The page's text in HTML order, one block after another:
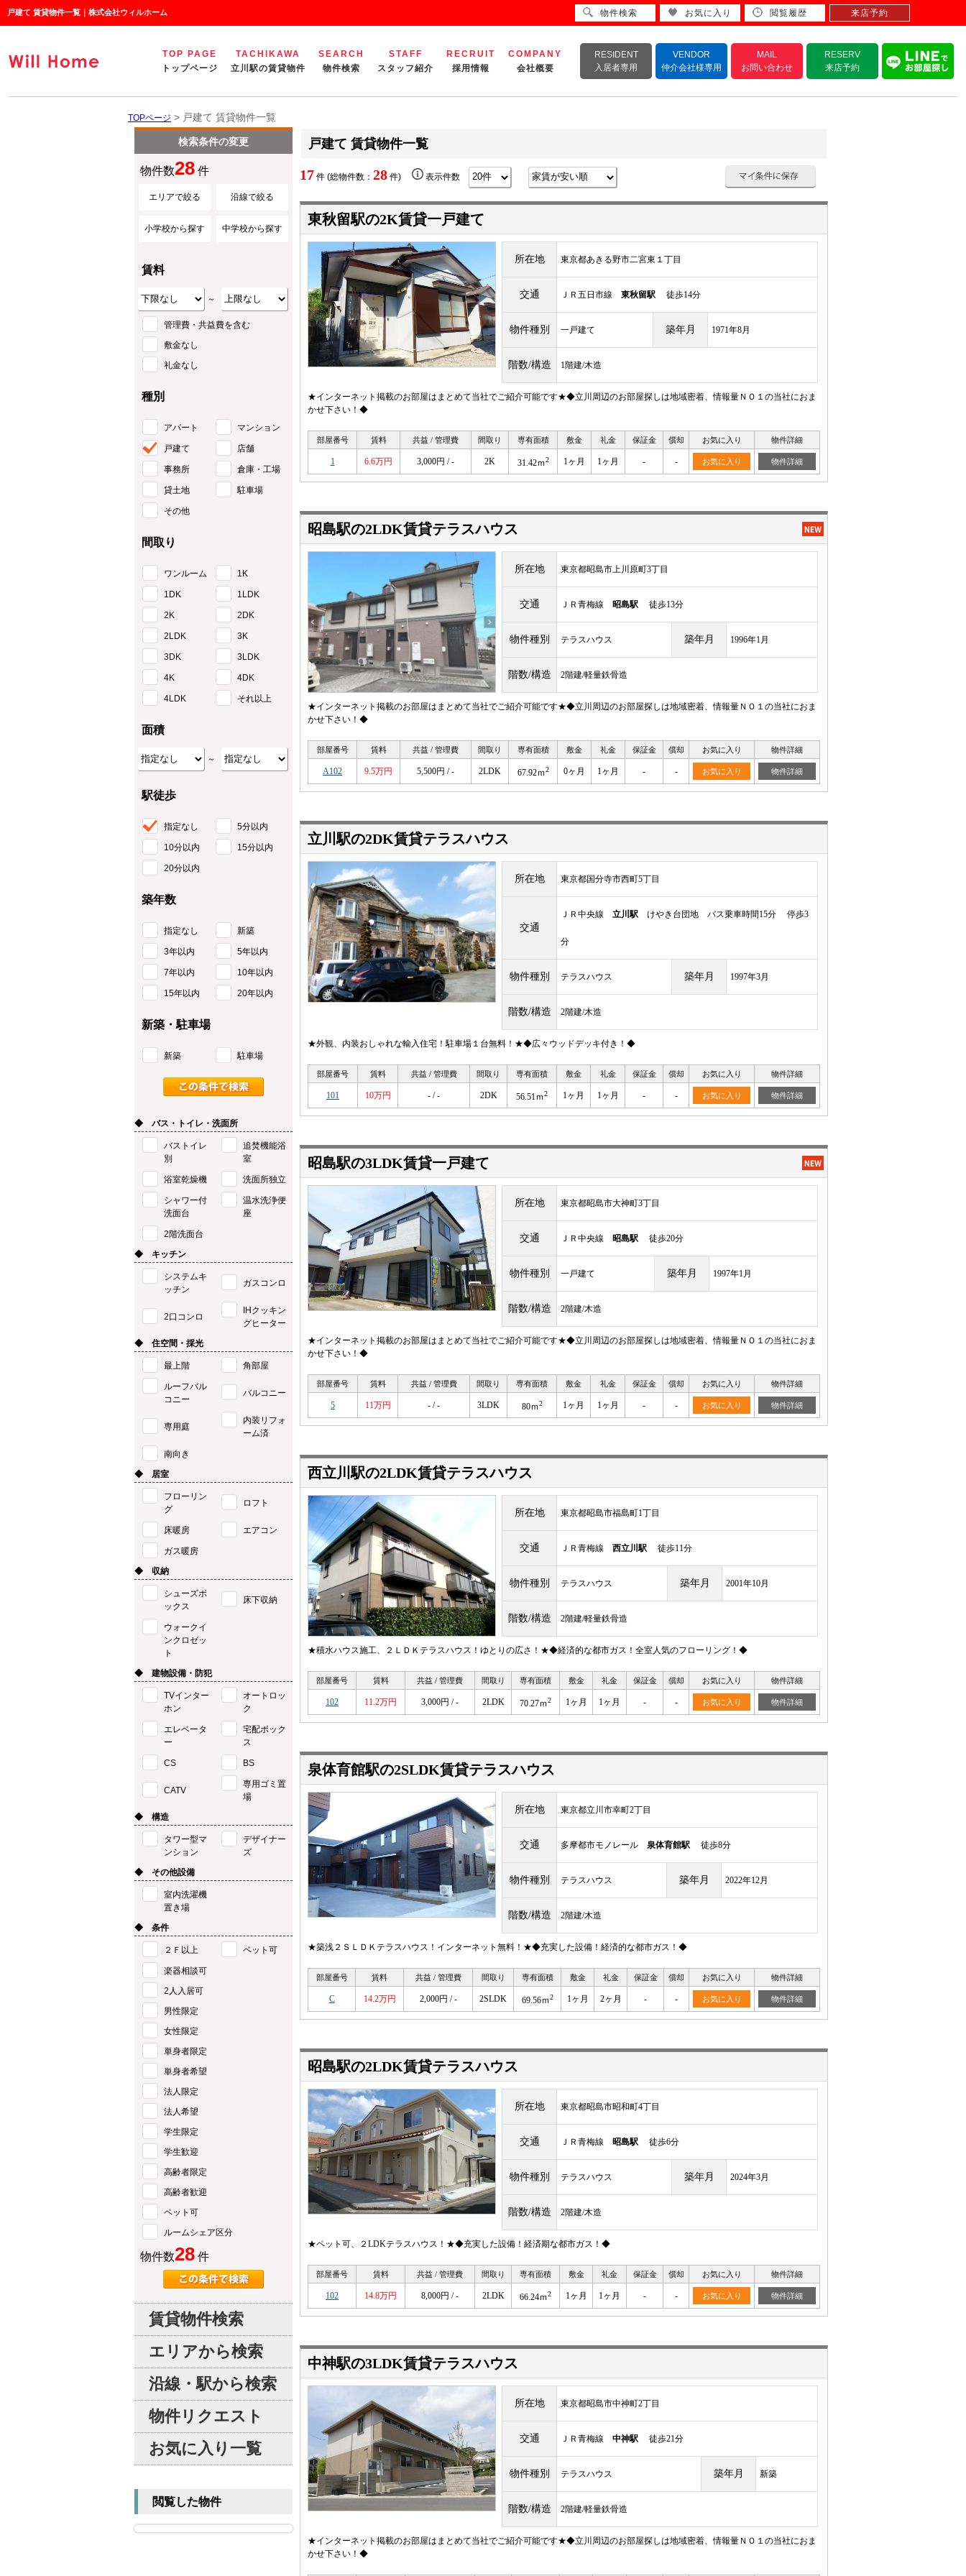
戸建て 賃貸物件一覧｜株式会社ウィルホーム
TOP PAGE
トップページ
TACHIKAWA
立川駅の賃貸物件
SEARCH
物件検索
STAFF
スタッフ紹介
RECRUIT
採用情報
COMPANY
会社概要
RESIDENT
入居者専用
VENDOR
仲介会社様専用
MAIL
お問い合わせ
RESERV
来店予約
TOPページ > 戸建て 賃貸物件一覧
戸建て 賃貸物件一覧
17 件 (総物件数： 28 件) 表示件数
東秋留駅の2K賃貸一戸建て
所在地 東京都あきる野市二宮東１丁目
交通 ＪＲ五日市線 東秋留駅 徒歩14分
物件種別 一戸建て 築年月 1971年8月
階数/構造 1階建/木造
★インターネット掲載のお部屋はまとめて当社でご紹介可能です★◆立川周辺のお部屋探しは地域密着、情報量ＮＯ１の当社におま
かせ下さい！◆
部屋番号 賃料 共益 / 管理費 間取り 専有面積 敷金 礼金 保証金 償却 お気に入り 物件詳細
1 6.6万円 3,000円 / - 2K 31.42ｍ2 1ヶ月 1ヶ月 - - お気に入り 物件詳細
昭島駅の2LDK賃貸テラスハウス
所在地 東京都昭島市上川原町3丁目
交通 ＪＲ青梅線 昭島駅 徒歩13分
物件種別 テラスハウス 築年月 1996年1月
階数/構造 2階建/軽量鉄骨造
★インターネット掲載のお部屋はまとめて当社でご紹介可能です★◆立川周辺のお部屋探しは地域密着、情報量ＮＯ１の当社におま
かせ下さい！◆
部屋番号 賃料 共益 / 管理費 間取り 専有面積 敷金 礼金 保証金 償却 お気に入り 物件詳細
A102 9.5万円 5,500円 / - 2LDK 67.92ｍ2 0ヶ月 1ヶ月 - - お気に入り 物件詳細
立川駅の2DK賃貸テラスハウス
所在地 東京都国分寺市西町5丁目
交通
ＪＲ中央線 立川駅 けやき台団地 バス乗車時間15分 停歩3
分
物件種別 テラスハウス 築年月 1997年3月
階数/構造 2階建/木造
★外観、内装おしゃれな輸入住宅！駐車場１台無料！★◆広々ウッドデッキ付き！◆
部屋番号 賃料 共益 / 管理費 間取り 専有面積 敷金 礼金 保証金 償却 お気に入り 物件詳細
101 10万円 - / - 2DK 56.51ｍ2 1ヶ月 1ヶ月 - - お気に入り 物件詳細
昭島駅の3LDK賃貸一戸建て
所在地 東京都昭島市大神町3丁目
交通 ＪＲ中央線 昭島駅 徒歩20分
物件種別 一戸建て 築年月 1997年1月
階数/構造 2階建/木造
★インターネット掲載のお部屋はまとめて当社でご紹介可能です★◆立川周辺のお部屋探しは地域密着、情報量ＮＯ１の当社におま
かせ下さい！◆
部屋番号 賃料 共益 / 管理費 間取り 専有面積 敷金 礼金 保証金 償却 お気に入り 物件詳細
5 11万円 - / - 3LDK 80ｍ2 1ヶ月 1ヶ月 - - お気に入り 物件詳細
西立川駅の2LDK賃貸テラスハウス
所在地 東京都昭島市福島町1丁目
交通 ＪＲ青梅線 西立川駅 徒歩11分
物件種別 テラスハウス 築年月 2001年10月
階数/構造 2階建/軽量鉄骨造
★積水ハウス施工、２ＬＤＫテラスハウス！ゆとりの広さ！★◆経済的な都市ガス！全室人気のフローリング！◆
部屋番号 賃料 共益 / 管理費 間取り 専有面積 敷金 礼金 保証金 償却 お気に入り 物件詳細
102 11.2万円 3,000円 / - 2LDK 70.27ｍ2 1ヶ月 1ヶ月 - - お気に入り 物件詳細
泉体育館駅の2SLDK賃貸テラスハウス
所在地 東京都立川市幸町2丁目
交通 多摩都市モノレール 泉体育館駅 徒歩8分
物件種別 テラスハウス 築年月 2022年12月
階数/構造 2階建/木造
★築浅２ＳＬＤＫテラスハウス！インターネット無料！★◆充実した設備！経済的な都市ガス！◆
部屋番号 賃料 共益 / 管理費 間取り 専有面積 敷金 礼金 保証金 償却 お気に入り 物件詳細
C 14.2万円 2,000円 / - 2SLDK 69.56ｍ2 1ヶ月 2ヶ月 - - お気に入り 物件詳細
昭島駅の2LDK賃貸テラスハウス
所在地 東京都昭島市昭和町4丁目
交通 ＪＲ青梅線 昭島駅 徒歩6分
物件種別 テラスハウス 築年月 2024年3月
階数/構造 2階建/木造
★ペット可、２LDKテラスハウス！★◆充実した設備！経済期な都市ガス！◆
部屋番号 賃料 共益 / 管理費 間取り 専有面積 敷金 礼金 保証金 償却 お気に入り 物件詳細
102 14.8万円 8,000円 / - 2LDK 66.24ｍ2 1ヶ月 1ヶ月 - - お気に入り 物件詳細
中神駅の3LDK賃貸テラスハウス
所在地 東京都昭島市中神町2丁目
交通 ＪＲ青梅線 中神駅 徒歩21分
物件種別 テラスハウス 築年月 新築
階数/構造 2階建/軽量鉄骨造
★インターネット掲載のお部屋はまとめて当社でご紹介可能です★◆立川周辺のお部屋探しは地域密着、情報量ＮＯ１の当社におま
かせ下さい！◆
検索条件の変更
物件数28 件
エリアで絞る 沿線で絞る
小学校から探す 中学校から探す
賃料
～
管理費・共益費を含む
敷金なし
礼金なし
種別
アパート マンション
戸建て 店舗
事務所 倉庫・工場
貸土地 駐車場
その他
間取り
ワンルーム 1K
1DK 1LDK
2K 2DK
2LDK 3K
3DK 3LDK
4K 4DK
4LDK それ以上
面積
～
駅徒歩
指定なし 5分以内
10分以内 15分以内
20分以内
築年数
指定なし 新築
3年以内 5年以内
7年以内 10年以内
15年以内 20年以内
新築・駐車場
新築 駐車場
◆ バス・トイレ・洗面所
バストイレ
別
追焚機能浴
室
浴室乾燥機 洗面所独立
シャワー付
洗面台
温水洗浄便
座
2階洗面台
◆ キッチン
システムキ
ッチン
ガスコンロ
2口コンロ
IHクッキン
グヒーター
◆ 住空間・採光
最上階 角部屋
ルーフバル
コニー
バルコニー
専用庭
内装リフォ
ーム済
南向き
◆ 居室
フローリン
グ
ロフト
床暖房 エアコン
ガス暖房
◆ 収納
シューズボ
ックス
床下収納
ウォークイ
ンクロゼッ
ト
◆ 建物設備・防犯
TVインター
ホン
オートロッ
ク
エレベータ
ー
宅配ボック
ス
CS BS
CATV
専用ゴミ置
場
◆ 構造
タワー型マ
ンション
デザイナー
ズ
◆ その他設備
室内洗濯機
置き場
◆ 条件
２Ｆ以上 ペット可
楽器相談可
2人入居可
男性限定
女性限定
単身者限定
単身者希望
法人限定
法人希望
学生限定
学生歓迎
高齢者限定
高齢者歓迎
ペット可
ルームシェア区分
物件数28 件
賃貸物件検索
エリアから検索
沿線・駅から検索
物件リクエスト
お気に入り一覧
閲覧した物件
物件検索 お気に入り 閲覧履歴 来店予約